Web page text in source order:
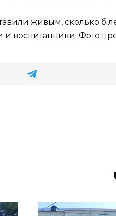
живым, сколько б
и воспитанники. Фото